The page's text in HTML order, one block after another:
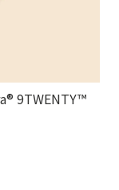
9TWENTY™